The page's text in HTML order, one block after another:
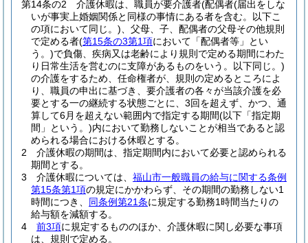
第14条の2
介護休暇は、職員が要介護者(配偶者(届出をしな
いが事実上婚姻関係と同様の事情にある者を含む。以下こ
の項において同じ。) 、父母、子、配偶者の父母その他規則
で定める者(第15条の3第1項において「配偶者等」とい
う。)で負傷、疾病又は老齢により規則で定める期間にわた
り日常生活を営むのに支障があるものをいう。以下同じ。)
の介護をするため、任命権者が、規則の定めるところによ
り、職員の申出に基づき、要介護者の各々が当該介護を必
要とする一の継続する状態ごとに、3回を超えず、かつ、通
算して6月を超えない範囲内で指定する期間(以下「指定期
間」という。)内において勤務しないことが相当であると認
められる場合における休暇とする。
2
介護休暇の期間は、指定期間内において必要と認められる
期間とする。
3
介護休暇については、 福山市一般職員の給与に関する条例
第15条第1項の規定にかかわらず、その期間の勤務しない1
時間につき、 同条例第21条に規定する勤務1時間当たりの
給与額を減額する。
4
前3項に規定するもののほか、介護休暇に関し必要な事項
は、規則で定める。